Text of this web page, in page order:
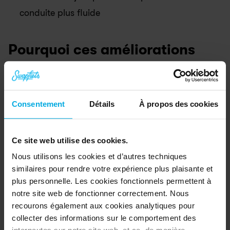
Consentement Détails À propos des cookies
Ce site web utilise des cookies.
Nous utilisons les cookies et d’autres techniques
similaires pour rendre votre expérience plus plaisante et
plus personnelle. Les cookies fonctionnels permettent à
notre site web de fonctionner correctement. Nous
recourons également aux cookies analytiques pour
collecter des informations sur le comportement des
conduite plus fluide
Pourquoi ces améliorations
comptent
tout de suite : deux freins à main. Dans une ville
vraie différence. Le vélo devient plus intuitif dans
la circulation et vous gagnez en confiance pour
vous arrêter, ralentir ou réagir rapidement.
Ensemble, ces changements rendent le Power 1
plus durable, plus pratique et tout simplement